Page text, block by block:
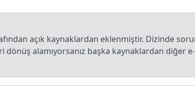
açık kaynaklardan eklenmiştir. Dizinde
alamıyorsanız başka kaynaklardan diğer